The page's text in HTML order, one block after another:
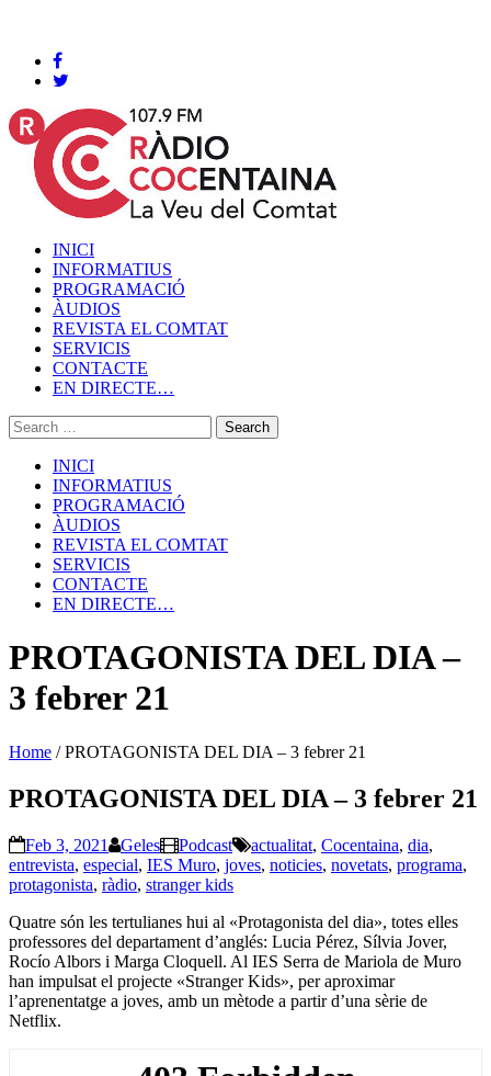
INICI
INFORMATIUS
PROGRAMACIÓ
ÀUDIOS
REVISTA EL COMTAT
SERVICIS
CONTACTE
EN DIRECTE…
INICI
INFORMATIUS
PROGRAMACIÓ
ÀUDIOS
REVISTA EL COMTAT
SERVICIS
CONTACTE
EN DIRECTE…
PROTAGONISTA DEL DIA –
3 febrer 21
Home /PROTAGONISTA DEL DIA – 3 febrer 21
PROTAGONISTA DEL DIA – 3 febrer 21
Feb 3, 2021 Geles Podcast actualitat, Cocentaina, dia,
entrevista, especial, IES Muro, joves, noticies, novetats, programa,
protagonista, ràdio, stranger kids
Quatre són les tertulianes hui al «Protagonista del dia», totes elles
professores del departament d’anglés: Lucia Pérez, Sílvia Jover,
Rocío Albors i Marga Cloquell. Al IES Serra de Mariola de Muro
han impulsat el projecte «Stranger Kids», per aproximar
l’aprenentatge a joves, amb un mètode a partir d’una sèrie de
Netflix.